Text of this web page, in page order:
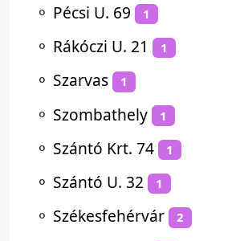
⚬ Pécsi U. 69 1
⚬ Rákóczi U. 21 1
⚬ Szarvas 1
⚬ Szombathely 1
⚬ Szántó Krt. 74 1
⚬ Szántó U. 32 1
⚬ Székesfehérvár 2